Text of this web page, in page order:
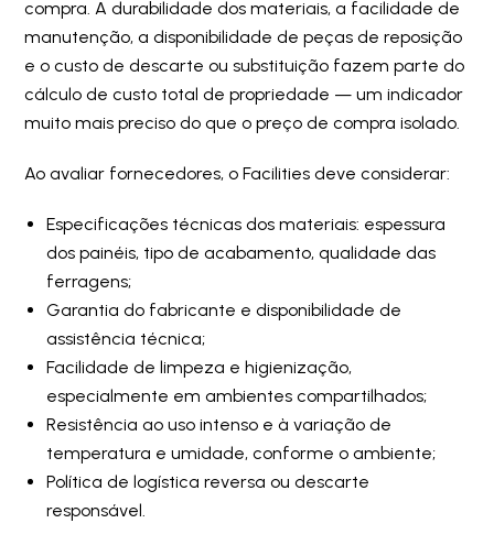
compra. A durabilidade dos materiais, a facilidade de
manutenção, a disponibilidade de peças de reposição
e o custo de descarte ou substituição fazem parte do
cálculo de custo total de propriedade — um indicador
muito mais preciso do que o preço de compra isolado.
Ao avaliar fornecedores, o Facilities deve considerar:
Especificações técnicas dos materiais: espessura
dos painéis, tipo de acabamento, qualidade das
ferragens;
Garantia do fabricante e disponibilidade de
assistência técnica;
Facilidade de limpeza e higienização,
especialmente em ambientes compartilhados;
Resistência ao uso intenso e à variação de
temperatura e umidade, conforme o ambiente;
Política de logística reversa ou descarte
responsável.